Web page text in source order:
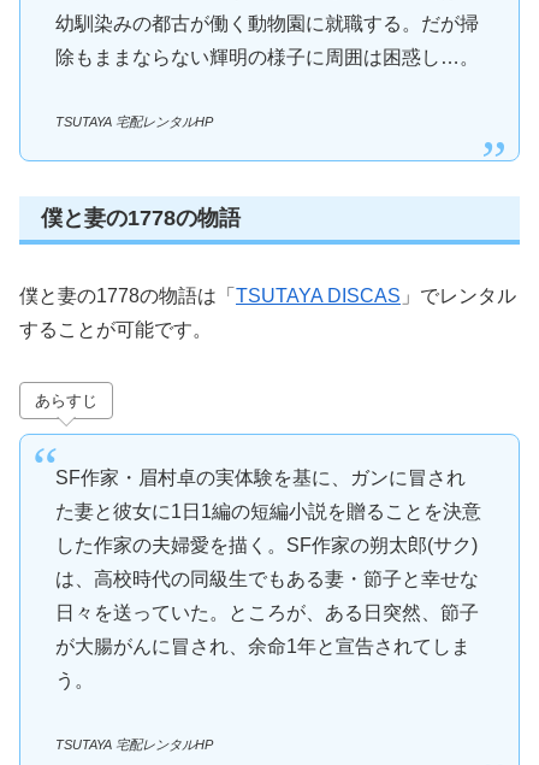
幼馴染みの都古が働く動物園に就職する。だが掃
除もままならない輝明の様子に周囲は困惑し…。
TSUTAYA 宅配レンタルHP
僕と妻の1778の物語
僕と妻の1778の物語は「 TSUTAYA DISCAS 」でレンタル
することが可能です。
あらすじ
SF作家・眉村卓の実体験を基に、ガンに冒され
た妻と彼女に1日1編の短編小説を贈ることを決意
した作家の夫婦愛を描く。SF作家の朔太郎(サク)
は、高校時代の同級生でもある妻・節子と幸せな
日々を送っていた。ところが、ある日突然、節子
が大腸がんに冒され、余命1年と宣告されてしま
う。
TSUTAYA 宅配レンタルHP